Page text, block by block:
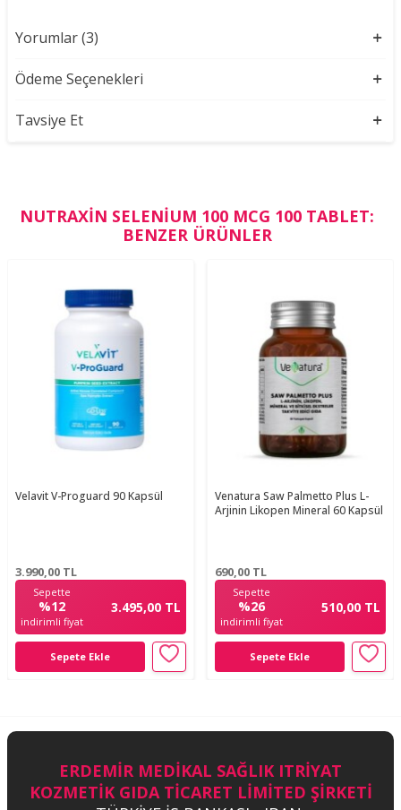
Yorumlar (3)
Ödeme Seçenekleri
Tavsiye Et
NUTRAXIN SELENIUM 100 MCG 100 TABLET:
BENZER ÜRÜNLER
Velavit V-Proguard 90 Kapsül
3.990,00 TL
Sepette
%12
indirimli fiyat
3.495,00 TL
Sepete Ekle
Venatura Saw Palmetto Plus L-
Arjinin Likopen Mineral 60 Kapsül
690,00 TL
Sepette
%26
indirimli fiyat
510,00 TL
Sepete Ekle
ERDEMİR MEDİKAL SAĞLIK ITRİYAT
KOZMETİK GIDA TİCARET LİMİTED ŞİRKETİ